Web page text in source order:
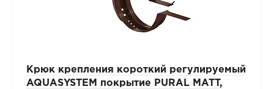
Крюк крепления короткий регулируемый
AQUASYSTEM покрытие PURAL MATT,